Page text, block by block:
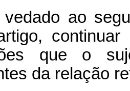
vedado ao
que o
da relação